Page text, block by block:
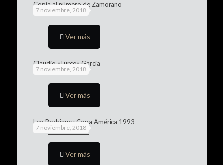
7 noviembre, 2018
Copia al número de Zamorano
Ver más
7 noviembre, 2018
Claudio «Turco» García
Ver más
7 noviembre, 2018
Leo Rodriguez Copa América 1993
Ver más